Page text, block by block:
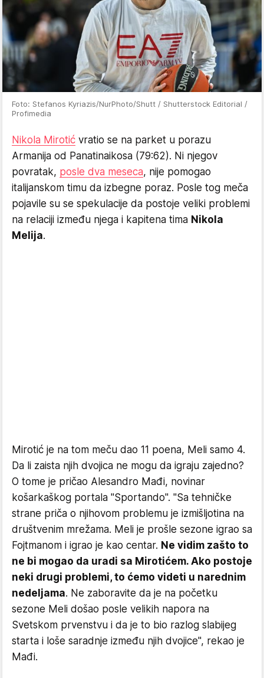
Foto: Stefanos Kyriazis/NurPhoto/Shutt / Shutterstock Editorial /
Profimedia
Nikola Mirotić vratio se na parket u porazu
Armanija od Panatinaikosa (79:62). Ni njegov
povratak, posle dva meseca, nije pomogao
italijanskom timu da izbegne poraz. Posle tog meča
pojavile su se spekulacije da postoje veliki problemi
na relaciji između njega i kapitena tima Nikola
Melija.
Mirotić je na tom meču dao 11 poena, Meli samo 4.
Da li zaista njih dvojica ne mogu da igraju zajedno?
O tome je pričao Alesandro Mađi, novinar
košarkaškog portala "Sportando". "Sa tehničke
strane priča o njihovom problemu je izmišljotina na
društvenim mrežama. Meli je prošle sezone igrao sa
Fojtmanom i igrao je kao centar. Ne vidim zašto to
ne bi mogao da uradi sa Mirotićem. Ako postoje
neki drugi problemi, to ćemo videti u narednim
nedeljama. Ne zaboravite da je na početku
sezone Meli došao posle velikih napora na
Svetskom prvenstvu i da je to bio razlog slabijeg
starta i loše saradnje između njih dvojice", rekao je
Mađi.